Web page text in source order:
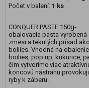
Počet v balení: 1 ks
CONQUER PASTE 150g-
obalovacia pasta vyrobená
zmesi a tekutých prísad ako
boilies. Vhodná na obalenie
boilies, pop up, kukurice,
čím vytvoríme viac
koncovú nástrahu
ryby k záberu.